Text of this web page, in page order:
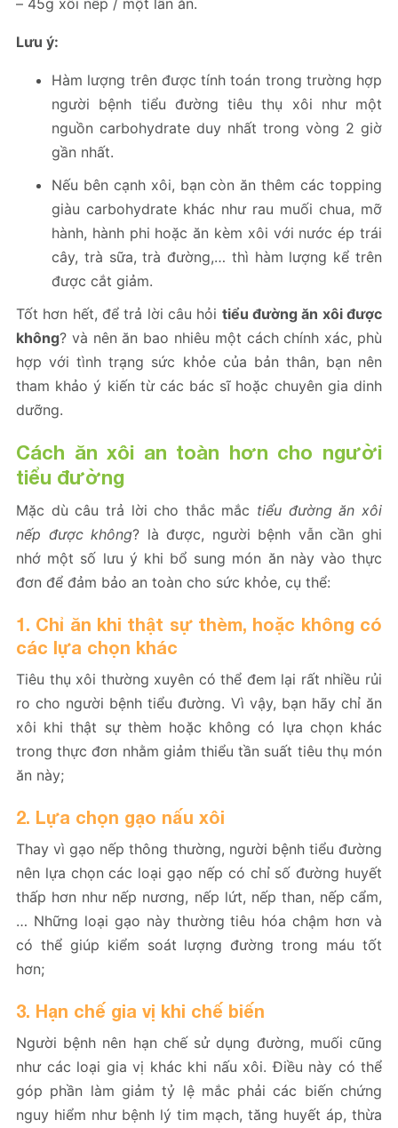
Lưu ý:
Hàm lượng trên được tính toán trong trường hợp
người bệnh tiểu đường tiêu thụ xôi như một
nguồn carbohydrate duy nhất trong vòng 2 giờ
gần nhất.
Nếu bên cạnh xôi, bạn còn ăn thêm các topping
giàu carbohydrate khác như rau muối chua, mỡ
hành, hành phi hoặc ăn kèm xôi với nước ép trái
cây, trà sữa, trà đường,… thì hàm lượng kể trên
được cắt giảm.
Tốt hơn hết, để trả lời câu hỏi tiểu đường ăn xôi được
không? và nên ăn bao nhiêu một cách chính xác, phù
hợp với tình trạng sức khỏe của bản thân, bạn nên
tham khảo ý kiến từ các bác sĩ hoặc chuyên gia dinh
dưỡng.
Cách ăn xôi an toàn hơn cho người
tiểu đường
Mặc dù câu trả lời cho thắc mắc tiểu đường ăn xôi
nếp được không? là được, người bệnh vẫn cần ghi
nhớ một số lưu ý khi bổ sung món ăn này vào thực
đơn để đảm bảo an toàn cho sức khỏe, cụ thể:
1. Chỉ ăn khi thật sự thèm, hoặc không có
các lựa chọn khác
Tiêu thụ xôi thường xuyên có thể đem lại rất nhiều rủi
ro cho người bệnh tiểu đường. Vì vậy, bạn hãy chỉ ăn
xôi khi thật sự thèm hoặc không có lựa chọn khác
trong thực đơn nhằm giảm thiểu tần suất tiêu thụ món
ăn này;
2. Lựa chọn gạo nấu xôi
Thay vì gạo nếp thông thường, người bệnh tiểu đường
nên lựa chọn các loại gạo nếp có chỉ số đường huyết
thấp hơn như nếp nương, nếp lứt, nếp than, nếp cẩm,
… Những loại gạo này thường tiêu hóa chậm hơn và
có thể giúp kiểm soát lượng đường trong máu tốt
hơn;
3. Hạn chế gia vị khi chế biến
Người bệnh nên hạn chế sử dụng đường, muối cũng
như các loại gia vị khác khi nấu xôi. Điều này có thể
góp phần làm giảm tỷ lệ mắc phải các biến chứng
nguy hiểm như bệnh lý tim mạch, tăng huyết áp, thừa